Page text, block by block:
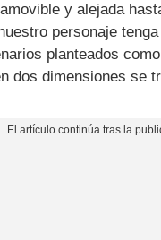
y alejada
personaje
planteados
dos dimensiones se